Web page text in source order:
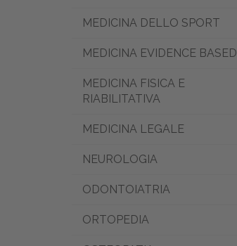
MEDICINA DELLO SPORT
MEDICINA EVIDENCE BASED
MEDICINA FISICA E
RIABILITATIVA
MEDICINA LEGALE
NEUROLOGIA
ODONTOIATRIA
ORTOPEDIA